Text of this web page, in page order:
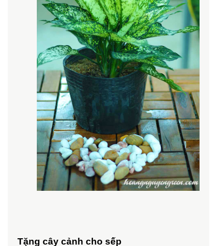
Tặng cây cảnh cho sếp